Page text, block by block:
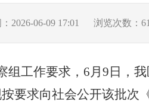
2026-06-09 17:01 浏览次数：
组工作要求， 6 月 9 日，我
要求向社会公开该批次